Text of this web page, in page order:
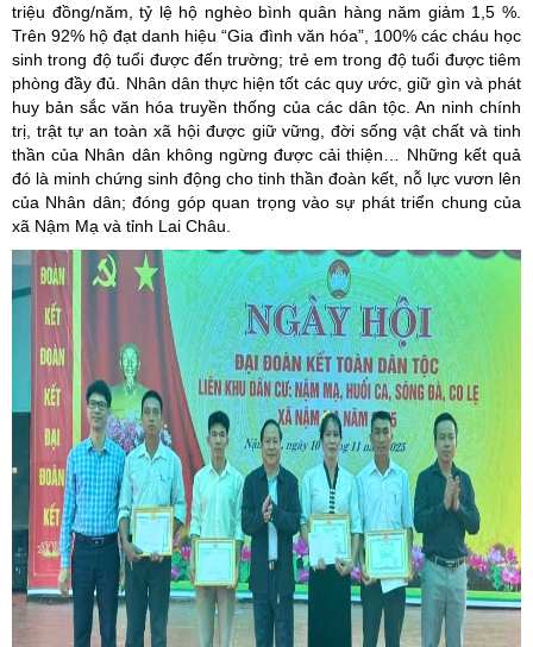
triệu đồng/năm, tỷ lệ hộ nghèo bình quân hàng năm giảm 1,5 %.
Trên 92% hộ đạt danh hiệu “Gia đình văn hóa”, 100% các cháu học
sinh trong độ tuổi được đến trường; trẻ em trong độ tuổi được tiêm
phòng đầy đủ. Nhân dân thực hiện tốt các quy ước, giữ gìn và phát
huy bản sắc văn hóa truyền thống của các dân tộc. An ninh chính
trị, trật tự an toàn xã hội được giữ vững, đời sống vật chất và tinh
thần của Nhân dân không ngừng được cải thiện… Những kết quả
đó là minh chứng sinh động cho tinh thần đoàn kết, nỗ lực vươn lên
của Nhân dân; đóng góp quan trọng vào sự phát triển chung của
xã Nậm Mạ và tỉnh Lai Châu.